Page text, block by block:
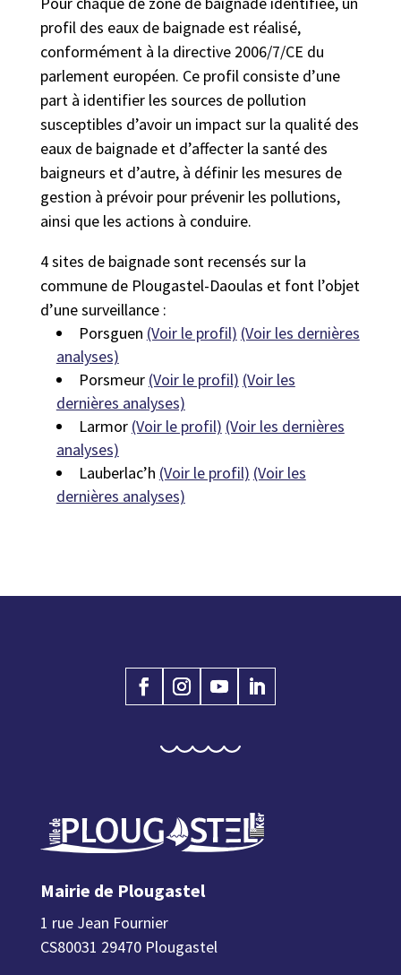
profil des eaux de baignade est réalisé,
conformément à la directive 2006/7/CE du
parlement européen. Ce profil consiste d’une
part à identifier les sources de pollution
susceptibles d’avoir un impact sur la qualité des
eaux de baignade et d’affecter la santé des
baigneurs et d’autre, à définir les mesures de
gestion à prévoir pour prévenir les pollutions,
ainsi que les actions à conduire.
4 sites de baignade sont recensés sur la
commune de Plougastel-Daoulas et font l’objet
d’une surveillance :
Porsguen (Voir le profil) (Voir les dernières
analyses)
Porsmeur (Voir le profil) (Voir les
dernières analyses)
Larmor (Voir le profil) (Voir les dernières
analyses)
Lauberlac’h (Voir le profil) (Voir les
dernières analyses)
Mairie de Plougastel
1 rue Jean Fournier
CS80031 29470 Plougastel